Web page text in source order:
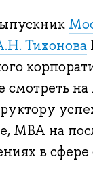
Тихонова
смотреть
MBA на
в сфере